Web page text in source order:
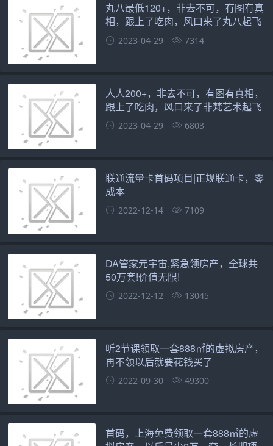
丸八最低120+，非去不可，有图有真
相，跟上了吃肉，风口来了丸八起飞
2023-04-29 7314
人人200+，非去不可，有图有真相，
跟上了吃肉，风口来了非梵艺术起飞
2023-04-29 6803
联通流量卡首码项目|正规联通卡，零
成本
2022-12-14 7109
DA管家元宇宙,紧急领房产，全球共
50万套!价值无限!
2022-12-12 13045
听2节课领取一套888㎡的虚拟房产，
再不领以后就要花钱买了
2022-09-30 49300
首码，上海免费领取一套888㎡的虚